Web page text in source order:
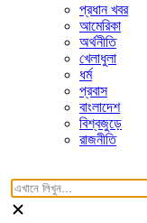
প্রধান খবর
আমেরিকা
অর্থনীতি
খেলাধুলা
ধর্ম
প্রবাস
বাংলাদেশ
বিশ্বজুড়ে
রাজনীতি